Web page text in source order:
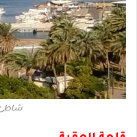
شاطئ